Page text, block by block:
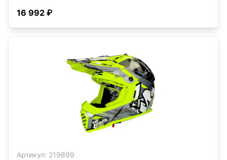
16 992 ₽
Артикул: 219899